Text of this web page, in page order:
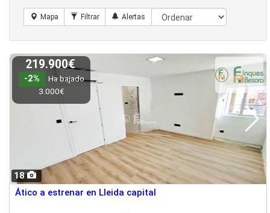
18
219.900€
-2%
Ha bajado
3.000€
Ático a estrenar en Lleida capital